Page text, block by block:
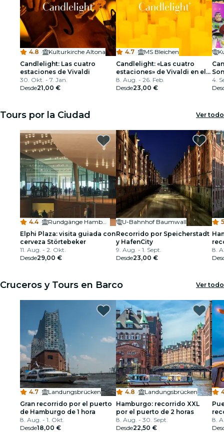
4.8 ·
Kulturkirche Altona
Candlelight: Las cuatro
estaciones de Vivaldi
30. Okt. - 7. Jan.
Desde21,00 €
4.7 ·
MS Bleichen
Candlelight: «Las cuatro
estaciones» de Vivaldi en el
MS Bleichen
8. Aug. - 26. Feb.
Desde23,00 €
4.
Tours por la Ciudad Ver todo
4.4 ·
Rundgänge Hamburg
Elphi Plaza: visita guiada con
cerveza Störtebeker
11. Aug. - 2. Okt.
Desde29,00 €
U-Bahnhof Baumwall
Recorrido por Speicherstadt
y HafenCity
9. Aug. - 1. Sept.
Desde23,00 €
8.
Cruceros y Tours en Barco Ver todo
4.7 ·
Landungsbrücken
Gran recorrido por el puerto
de Hamburgo de 1 hora
8. Aug. - 1. Okt.
Desde18,00 €
4.8 ·
Landungsbrücken
Hamburgo: recorrido XXL
por el puerto de 2 horas
8. Aug. - 30. Sept.
Desde22,50 €
8.